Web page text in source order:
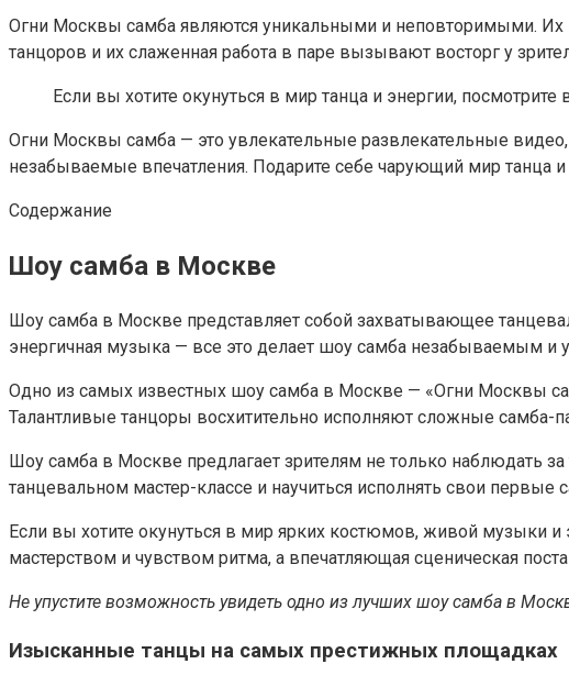
Огни Москвы самба являются уникальными и неповторимыми.
танцоров и их слаженная работа в паре вызывают восторг у
Если вы хотите окунуться в мир танца и энергии,
Огни Москвы самба — это увлекательные развлекательные
незабываемые впечатления. Подарите себе чарующий мир танца
Содержание
Шоу самба в Москве
Шоу самба в Москве представляет собой захватывающее
энергичная музыка — все это делает шоу самба незабываемым и
Одно из самых известных шоу самба в Москве — «Огни Москвы
Талантливые танцоры восхитительно исполняют сложные самба-
Шоу самба в Москве предлагает зрителям не только наблюдать
танцевальном мастер-классе и научиться исполнять свои
Если вы хотите окунуться в мир ярких костюмов, живой музыки
мастерством и чувством ритма, а впечатляющая сценическая
Не упустите возможность увидеть одно из лучших шоу самба в
Изысканные танцы на самых престижных площадках